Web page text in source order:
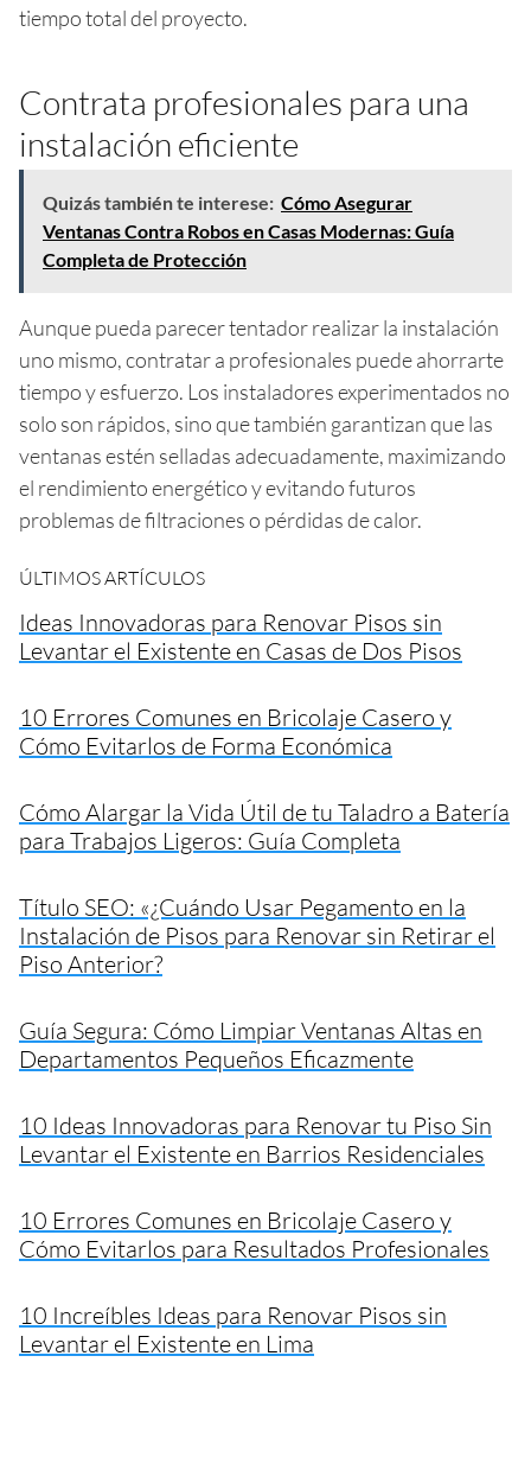
tiempo total del proyecto.
Contrata profesionales para una
instalación eficiente
Quizás también te interese: Cómo Asegurar
Ventanas Contra Robos en Casas Modernas: Guía
Completa de Protección
Aunque pueda parecer tentador realizar la instalación
uno mismo, contratar a profesionales puede ahorrarte
tiempo y esfuerzo. Los instaladores experimentados no
solo son rápidos, sino que también garantizan que las
ventanas estén selladas adecuadamente, maximizando
el rendimiento energético y evitando futuros
problemas de filtraciones o pérdidas de calor.
ÚLTIMOS ARTÍCULOS
Ideas Innovadoras para Renovar Pisos sin
Levantar el Existente en Casas de Dos Pisos
10 Errores Comunes en Bricolaje Casero y
Cómo Evitarlos de Forma Económica
Cómo Alargar la Vida Útil de tu Taladro a Batería
para Trabajos Ligeros: Guía Completa
Título SEO: «¿Cuándo Usar Pegamento en la
Instalación de Pisos para Renovar sin Retirar el
Piso Anterior?
Guía Segura: Cómo Limpiar Ventanas Altas en
Departamentos Pequeños Eficazmente
10 Ideas Innovadoras para Renovar tu Piso Sin
Levantar el Existente en Barrios Residenciales
10 Errores Comunes en Bricolaje Casero y
Cómo Evitarlos para Resultados Profesionales
10 Increíbles Ideas para Renovar Pisos sin
Levantar el Existente en Lima